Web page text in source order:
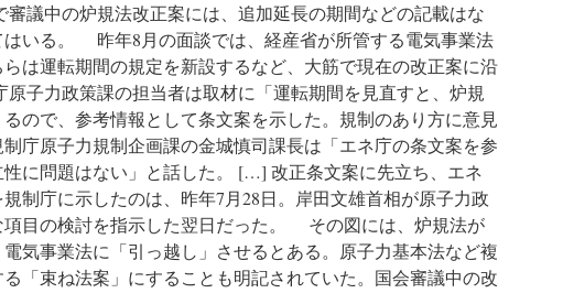
議中の炉規法改正案には、追加延長の期間などの記載はな
はいる。 昨年8月の面談では、経産省が所管する電気事業法
は運転期間の規定を新設するなど、大筋で現在の改正案に沿
子力政策課の担当者は取材に「運転期間を見直すと、炉規
ので、参考情報として条文案を示した。規制のあり方に意見
庁原子力規制企画課の金城慎司課長は「エネ庁の条文案を参
に問題はない」と話した。 […] 改正条文案に先立ち、エネ
制庁に示したのは、昨年7月28日。岸田文雄首相が原子力政
項目の検討を指示した翌日だった。 その図には、炉規法が
気事業法に「引っ越し」させるとある。原子力基本法など複
「束ね法案」にすることも明記されていた。国会審議中の改